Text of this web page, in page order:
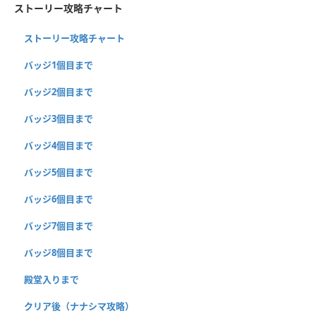
ストーリー攻略チャート
ストーリー攻略チャート
バッジ1個目まで
バッジ2個目まで
バッジ3個目まで
バッジ4個目まで
バッジ5個目まで
バッジ6個目まで
バッジ7個目まで
バッジ8個目まで
殿堂入りまで
クリア後（ナナシマ攻略）